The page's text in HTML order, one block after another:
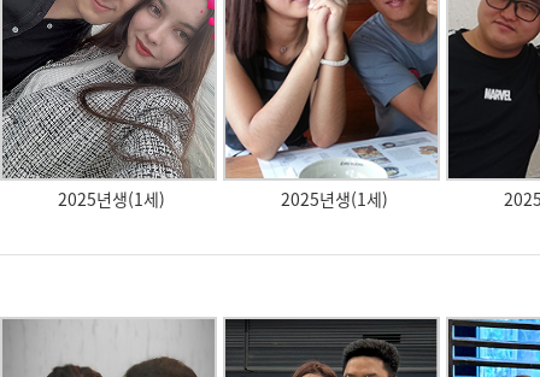
2025년생(1세) 2025년생(1세)